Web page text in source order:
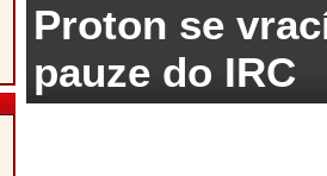
Proton se
pauze do IRC